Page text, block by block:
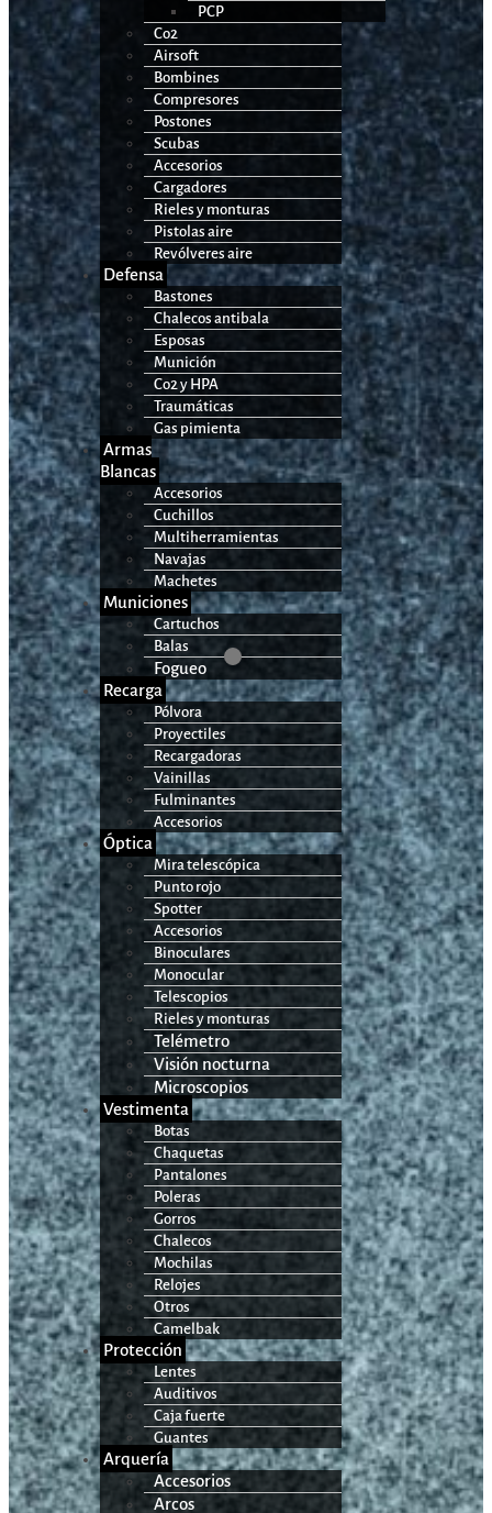
PCP
Co2
Airsoft
Bombines
Compresores
Postones
Scubas
Accesorios
Cargadores
Rieles y monturas
Pistolas aire
Revólveres aire
Defensa
Bastones
Chalecos antibala
Esposas
Munición
Co2 y HPA
Traumáticas
Gas pimienta
Armas
Blancas
Accesorios
Cuchillos
Multiherramientas
Navajas
Machetes
Municiones
Cartuchos
Balas
Fogueo
Recarga
Pólvora
Proyectiles
Recargadoras
Vainillas
Fulminantes
Accesorios
Óptica
Mira telescópica
Punto rojo
Spotter
Accesorios
Binoculares
Monocular
Telescopios
Rieles y monturas
Telémetro
Visión nocturna
Microscopios
Vestimenta
Botas
Chaquetas
Pantalones
Poleras
Gorros
Chalecos
Mochilas
Relojes
Otros
Camelbak
Protección
Lentes
Auditivos
Caja fuerte
Guantes
Arquería
Accesorios
Arcos